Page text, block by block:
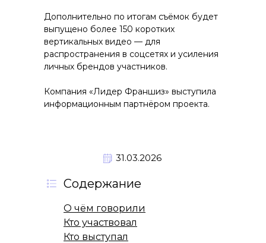
Дополнительно по итогам съёмок будет
выпущено более 150 коротких
вертикальных видео — для
распространения в соцсетях и усиления
личных брендов участников.
Компания «Лидер Франшиз» выступила
информационным партнёром проекта.
31.03.2026
Содержание
О чём говорили
Кто участвовал
Кто выступал